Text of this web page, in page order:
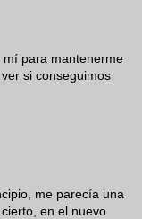
para mantenerme
si conseguimos
me parecía una
en el nuevo